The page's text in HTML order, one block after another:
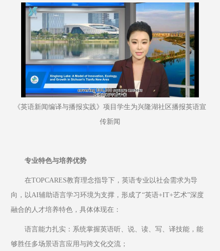
《英语新闻编译与播报实践》项目学生为兴隆湖社区播报英语宣
传新闻
专业特色与培养优势
在TOPCARES教育理念指导下，英语专业以社会需求为导
向，以AI辅助语言学习环境为支撑，形成了“英语+IT+艺术”深度
融合的人才培养特色，具体体现在：
语言能力扎实：系统掌握英语听、说、读、写、译技能，能
够胜任多场景语言应用与跨文化交流；